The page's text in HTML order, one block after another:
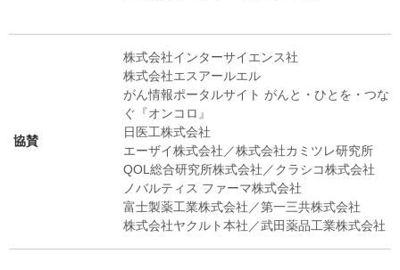
協賛
株式会社インターサイエンス社
株式会社エスアールエル
がん情報ポータルサイト がんと・ひとを・つな
ぐ『オンコロ』
日医工株式会社
エーザイ株式会社／株式会社カミツレ研究所
QOL総合研究所株式会社／クラシコ株式会社
ノバルティス ファーマ株式会社
富士製薬工業株式会社／第一三共株式会社
株式会社ヤクルト本社／武田薬品工業株式会社